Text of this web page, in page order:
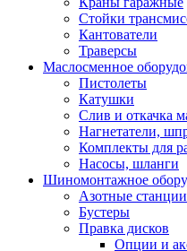
Стойки
Кантователи
Траверсы
Маслосменное
Пистолеты
Катушки
Слив и откачка
Нагнетатели,
Комплекты для
Насосы, шланги
Шиномонтажное
Азотные станции
Бустеры
Правка дисков
Опции и